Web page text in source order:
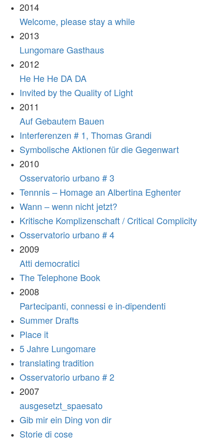
2014
Welcome, please stay a while
2013
Lungomare Gasthaus
2012
He He He DA DA
Invited by the Quality of Light
2011
Auf Gebautem Bauen
Interferenzen # 1, Thomas Grandi
Symbolische Aktionen für die Gegenwart
2010
Osservatorio urbano # 3
Tennnis – Homage an Albertina Eghenter
Wann – wenn nicht jetzt?
Kritische Komplizenschaft / Critical Complicity
Osservatorio urbano # 4
2009
Atti democratici
The Telephone Book
2008
Partecipanti, connessi e in-dipendenti
Summer Drafts
Place it
5 Jahre Lungomare
translating tradition
Osservatorio urbano # 2
2007
ausgesetzt_spaesato
Gib mir ein Ding von dir
Storie di cose